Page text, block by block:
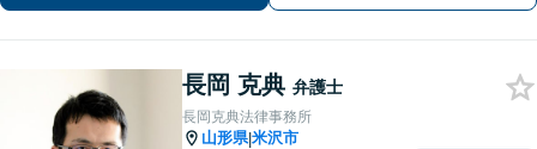
【駐車場あり】【山形駅11分】
長岡 克典 弁護士
長岡克典法律事務所
山形県|米沢市